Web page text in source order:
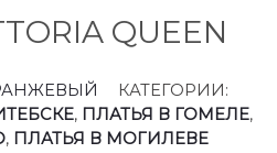
QUEEN
КАТЕГОРИИ:
, ПЛАТЬЯ В ГОМЕЛЕ,
, ПЛАТЬЯ В МОГИЛЕВЕ